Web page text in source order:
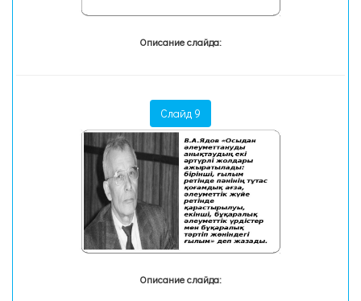
Описание слайда:
Слайд 9
Описание слайда: